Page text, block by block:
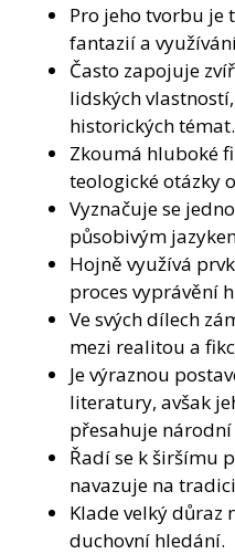
Pro jeho tvorbu je
fantazií a
Často zapojuje
lidských
historických témat.
Zkoumá hluboké
teologické otázky
Vyznačuje se
působivým
Hojně využívá
proces vyprávění
Ve svých dílech
mezi realitou a
Je výraznou
literatury, avšak
přesahuje národní
Řadí se k širšímu
navazuje na
Klade velký
duchovní hledání.